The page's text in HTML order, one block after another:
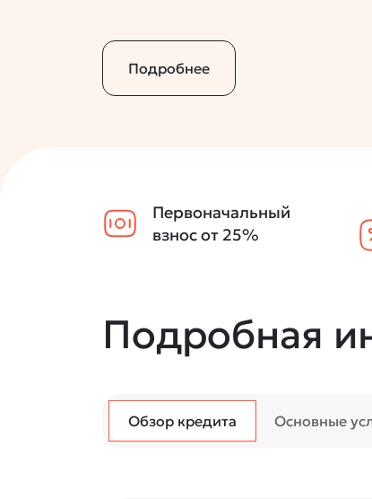
Подробнее
Первоначальный
взнос от 25%
Подробная
Обзор кредита Основные